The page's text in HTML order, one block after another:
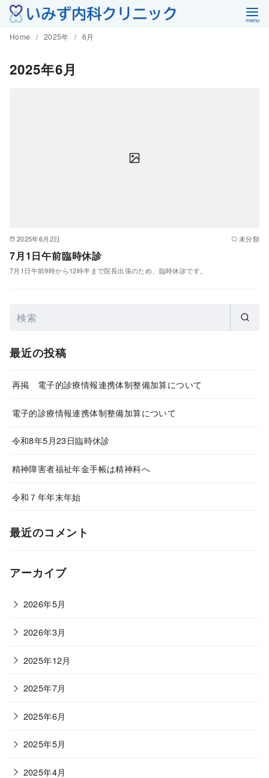
Home 2025年 6月
2025年6月
2025年6月2日 未分類
7月1日午前臨時休診
7月1日午前9時から12時半まで院長出張のため、臨時休診です。
最近の投稿
再掲 電子的診療情報連携体制整備加算について
電子的診療情報連携体制整備加算について
令和8年5月23日臨時休診
精神障害者福祉年金手帳は精神科へ
令和７年年末年始
最近のコメント
アーカイブ
2026年5月
2026年3月
2025年12月
2025年7月
2025年6月
2025年5月
2025年4月